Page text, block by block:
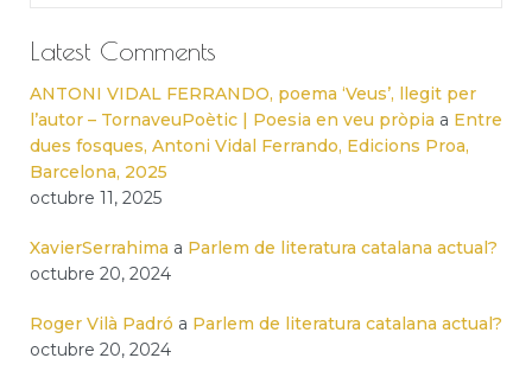
Latest Comments
ANTONI VIDAL FERRANDO, poema ‘Veus’, llegit per
l’autor – TornaveuPoètic | Poesia en veu pròpia a Entre
dues fosques, Antoni Vidal Ferrando, Edicions Proa,
Barcelona, 2025
octubre 11, 2025
XavierSerrahima a Parlem de literatura catalana actual?
octubre 20, 2024
Roger Vilà Padró a Parlem de literatura catalana actual?
octubre 20, 2024